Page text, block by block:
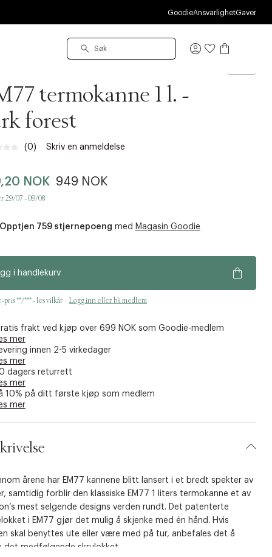
GoodieAnsvarlighetGaver
Logg
termokanne 1 l. -
forest
Ingen
sidelenke.
(0) Skriv en anmeldelse
NOK 949 NOK
29/07 - 09/08
Opptjen 759 stjernepoeng med Magasin Goodie
i handlekurv
pris **/*** - les vilkår Logg inn eller bli medlem
frakt ved kjøp over 699 NOK som Goodie-medlem
mer
innen 2-5 virkedager
mer
dagers returrett
mer
10% på ditt første kjøp som medlem
mer
årene har EM77 kannene blitt lansert i et bredt spekter av
samtidig forblir den klassiske EM77 1 liters termokanne et av
mest selgende designs verden rundt. Det patenterte
i EM77 gjør det mulig å skjenke med én hånd. Hvis
skal benyttes ute eller være med på tur, anbefales det å
det medfølgende skrulokket.